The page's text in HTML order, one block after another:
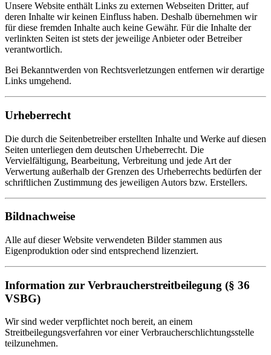
Unsere Website enthält Links zu externen Webseiten Dritter, auf
deren Inhalte wir keinen Einfluss haben. Deshalb übernehmen wir
für diese fremden Inhalte auch keine Gewähr. Für die Inhalte der
verlinkten Seiten ist stets der jeweilige Anbieter oder Betreiber
verantwortlich.
Bei Bekanntwerden von Rechtsverletzungen entfernen wir derartige
Links umgehend.
Urheberrecht
Die durch die Seitenbetreiber erstellten Inhalte und Werke auf diesen
Seiten unterliegen dem deutschen Urheberrecht. Die
Vervielfältigung, Bearbeitung, Verbreitung und jede Art der
Verwertung außerhalb der Grenzen des Urheberrechts bedürfen der
schriftlichen Zustimmung des jeweiligen Autors bzw. Erstellers.
Bildnachweise
Alle auf dieser Website verwendeten Bilder stammen aus
Eigenproduktion oder sind entsprechend lizenziert.
Information zur Verbraucherstreitbeilegung (§ 36
VSBG)
Wir sind weder verpflichtet noch bereit, an einem
Streitbeilegungsverfahren vor einer Verbraucherschlichtungsstelle
teilzunehmen.